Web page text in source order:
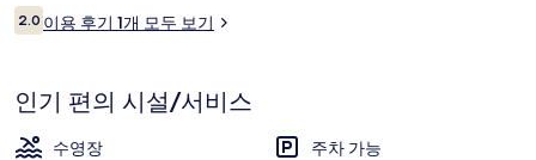
진
러
리
이
용
기
2.010점 만점 중 2.0점.
이용 후기 1개 모두 보기
인기 편의 시설/서비스
수영장
주차 가능